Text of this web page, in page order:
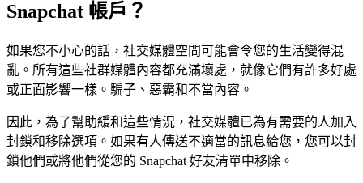
Snapchat 帳戶？
如果您不小心的話，社交媒體空間可能會令您的生活變得混
亂。所有這些社群媒體內容都充滿壞處，就像它們有許多好處
或正面影響一樣。騙子、惡霸和不當內容。
因此，為了幫助緩和這些情況，社交媒體已為有需要的人加入
封鎖和移除選項。如果有人傳送不適當的訊息給您，您可以封
鎖他們或將他們從您的 Snapchat 好友清單中移除。